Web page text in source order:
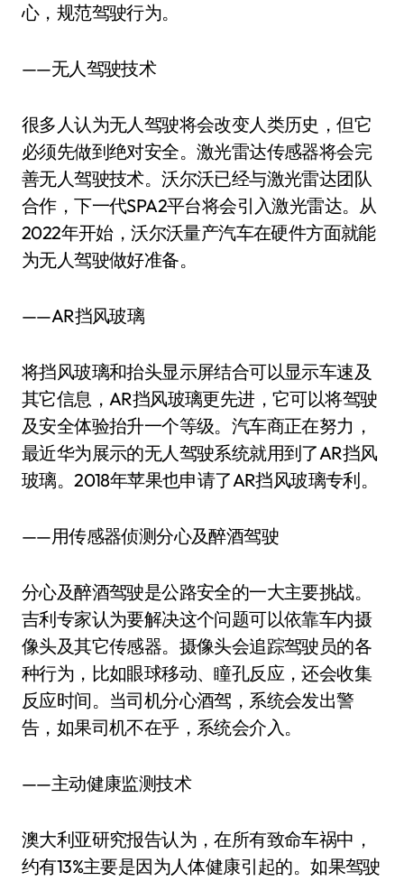
心，规范驾驶行为。
——无人驾驶技术
很多人认为无人驾驶将会改变人类历史，但它
必须先做到绝对安全。激光雷达传感器将会完
善无人驾驶技术。沃尔沃已经与激光雷达团队
合作，下一代SPA2平台将会引入激光雷达。从
2022年开始，沃尔沃量产汽车在硬件方面就能
为无人驾驶做好准备。
——AR挡风玻璃
将挡风玻璃和抬头显示屏结合可以显示车速及
其它信息，AR挡风玻璃更先进，它可以将驾驶
及安全体验抬升一个等级。汽车商正在努力，
最近华为展示的无人驾驶系统就用到了AR挡风
玻璃。2018年苹果也申请了AR挡风玻璃专利。
——用传感器侦测分心及醉酒驾驶
分心及醉酒驾驶是公路安全的一大主要挑战。
吉利专家认为要解决这个问题可以依靠车内摄
像头及其它传感器。摄像头会追踪驾驶员的各
种行为，比如眼球移动、瞳孔反应，还会收集
反应时间。当司机分心酒驾，系统会发出警
告，如果司机不在乎，系统会介入。
——主动健康监测技术
澳大利亚研究报告认为，在所有致命车祸中，
约有13%主要是因为人体健康引起的。如果驾驶